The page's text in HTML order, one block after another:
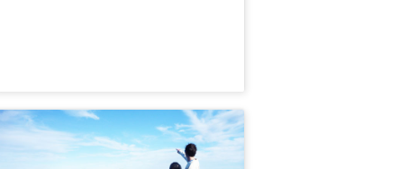
東海岸酒杯灣探險1日遊+酒莊 (朗賽斯頓
出發/回到霍巴特) 英文